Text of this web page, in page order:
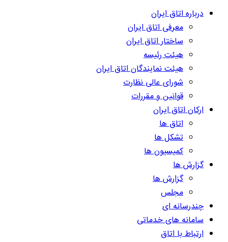
درباره اتاق ایران
معرفی اتاق ایران
ساختار اتاق ایران
هیئت رئیسه
هیئت نمایندگان اتاق ایران
شورای عالی نظارت
قوانین و مقررات
ارکان اتاق ایران
اتاق ها
تشکل ها
کمیسیون ها
گزارش ها
گزارش ها
مجلس
چندرسانه ای
سامانه های خدماتی
ارتباط با اتاق